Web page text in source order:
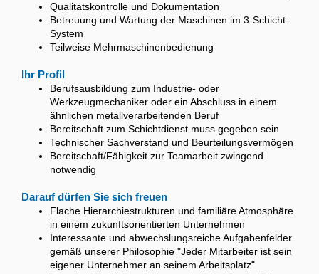
Qualitätskontrolle und Dokumentation
Betreuung und Wartung der Maschinen im 3-Schicht-
System
Teilweise Mehrmaschinenbedienung
Ihr Profil
Berufsausbildung zum Industrie- oder
Werkzeugmechaniker oder ein Abschluss in einem
ähnlichen metallverarbeitenden Beruf
Bereitschaft zum Schichtdienst muss gegeben sein
Technischer Sachverstand und Beurteilungsvermögen
Bereitschaft/Fähigkeit zur Teamarbeit zwingend
notwendig
Darauf dürfen Sie sich freuen
Flache Hierarchiestrukturen und familiäre Atmosphäre
in einem zukunftsorientierten Unternehmen
Interessante und abwechslungsreiche Aufgabenfelder
gemäß unserer Philosophie "Jeder Mitarbeiter ist sein
eigener Unternehmer an seinem Arbeitsplatz"